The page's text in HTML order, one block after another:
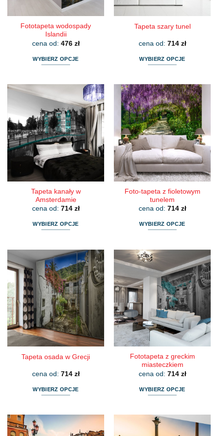
produktu
produktu
Fototapeta wodospady
Islandii
cena od: 476 zł
WYBIERZ OPCJE
wiele
wariantów.
Opcje
można
wybrać
na
produktu
Tapeta szary tunel
cena od: 714 zł
WYBIERZ OPCJE
ma
wiele
wariantów.
Opcje
można
wybrać
na
stronie
produktu
Tapeta kanały w
Amsterdamie
cena od: 714 zł
WYBIERZ OPCJE
ma
wiele
wariantów.
Opcje
można
wybrać
na
stronie
produktu
Foto-tapeta z fioletowym
tunelem
cena od: 714 zł
WYBIERZ OPCJE
wiele
wariantów.
Opcje
można
wybrać
na
stronie
produktu
Tapeta osada w Grecji
cena od: 714 zł
WYBIERZ OPCJE
ma
wiele
Fototapeta z greckim
miasteczkiem
cena od: 714 zł
WYBIERZ OPCJE
ma
wiele